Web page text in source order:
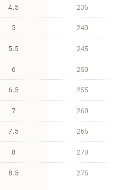
4.5
5
5.5
6
6.5
7
7.5
8
8.5
235
240
245
250
255
260
265
270
275